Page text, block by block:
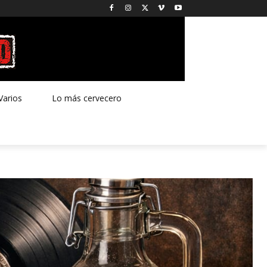
Lo más cervecero